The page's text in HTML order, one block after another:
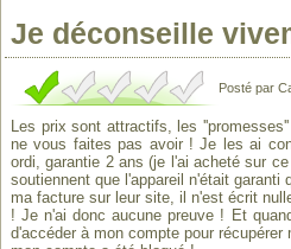
Je déconseille
Posté par
Les prix sont attractifs, les
ne vous faites pas avoir ! Je les ai
ordi, garantie 2 ans (je l'ai acheté sur
soutiennent que l'appareil n'était
ma facture sur leur site, il n'est écrit
! Je n'ai donc aucune preuve ! Et
d'accéder à mon compte pour